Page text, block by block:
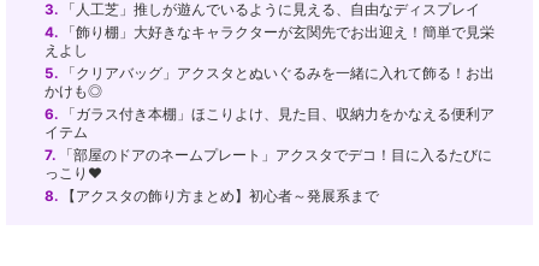
3. 「人工芝」推しが遊んでいるように見える、自由なディスプレイ
4. 「飾り棚」大好きなキャラクターが玄関先でお出迎え！簡単で見栄
えよし
5. 「クリアバッグ」アクスタとぬいぐるみを一緒に入れて飾る！お出
かけも◎
6. 「ガラス付き本棚」ほこりよけ、見た目、収納力をかなえる便利ア
イテム
7. 「部屋のドアのネームプレート」アクスタでデコ！目に入るたびに
っこり♥
8. 【アクスタの飾り方まとめ】初心者～発展系まで